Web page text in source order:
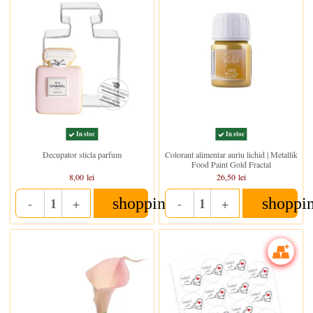
In stoc
Decupator sticla parfum
8,00 lei
- Quantity
+ shopping_cart
In stoc
Colorant alimentar auriu lichid | Metallik
Food Paint Gold Fractal
26,50 lei
- Quantity
+